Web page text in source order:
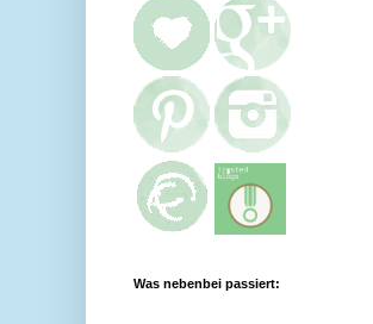
Was nebenbei passiert: